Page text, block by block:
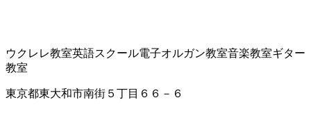
ウクレレ教室英語スクール電子オルガン教室音楽教室ギター
教室
東京都東大和市南街５丁目６６－６